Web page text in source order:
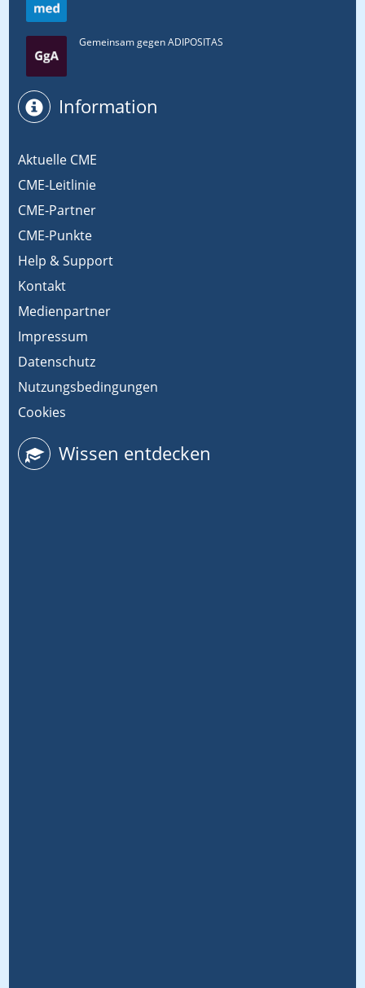
Gemeinsam gegen ADIPOSITAS
Information
Aktuelle CME
CME-Leitlinie
CME-Partner
CME-Punkte
Help & Support
Kontakt
Medienpartner
Impressum
Datenschutz
Nutzungsbedingungen
Cookies
Wissen entdecken